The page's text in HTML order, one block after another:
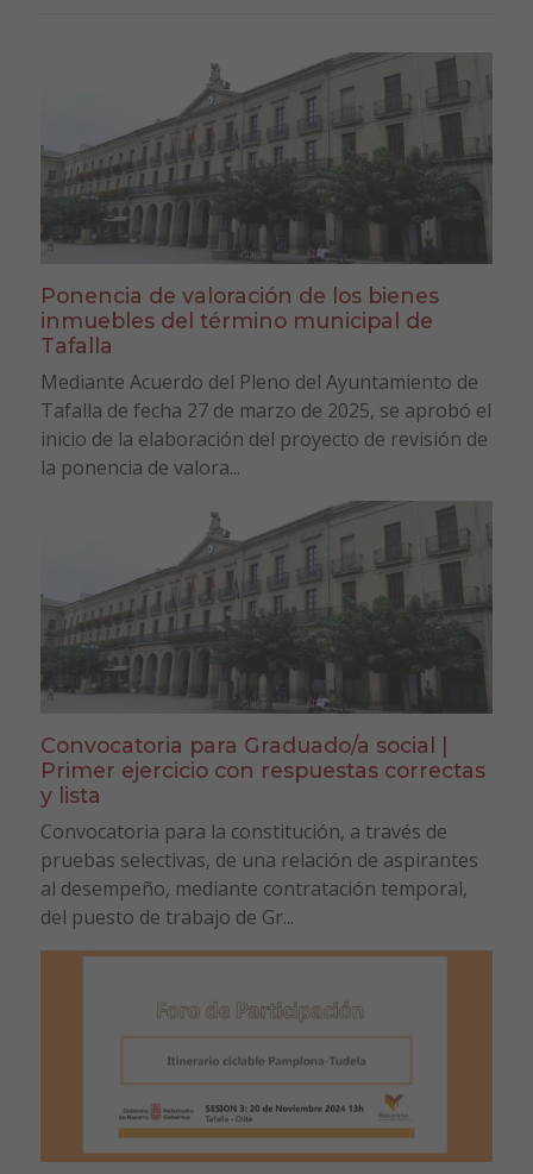
Ponencia de valoración de los bienes
inmuebles del término municipal de
Tafalla
Mediante Acuerdo del Pleno del Ayuntamiento de
Tafalla de fecha 27 de marzo de 2025, se aprobó el
inicio de la elaboración del proyecto de revisión de
la ponencia de valora...
Convocatoria para Graduado/a social |
Primer ejercicio con respuestas correctas
y lista
Convocatoria para la constitución, a través de
pruebas selectivas, de una relación de aspirantes
al desempeño, mediante contratación temporal,
del puesto de trabajo de Gr...